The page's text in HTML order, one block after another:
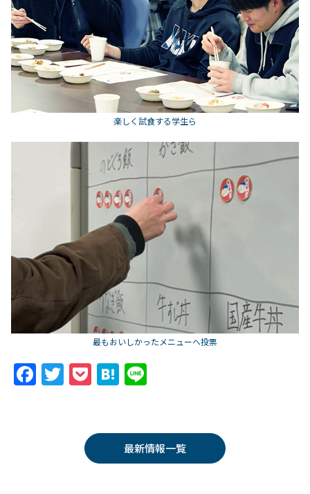
楽しく試食する学生ら
最もおいしかったメニューへ投票
F
a
T
w
er
P
o
k
et
H
at
n
a
最新情報一覧